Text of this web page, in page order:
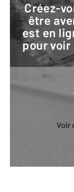
Créez-vous une alerte mail pour
être
est en
pour voir